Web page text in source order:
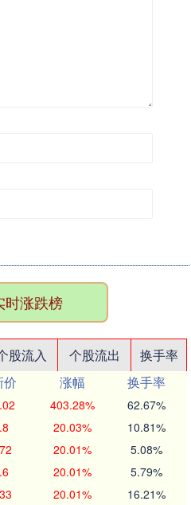
时涨跌榜
股流入 个股流出
换手率
价 涨幅
换手率
403.28% 62.67%
20.03% 10.81%
20.01% 5.08%
20.01% 5.79%
20.01% 16.21%